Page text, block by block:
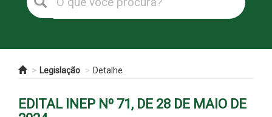
Legislação Detalhe
EDITAL INEP Nº 71, DE 28 DE MAIO DE